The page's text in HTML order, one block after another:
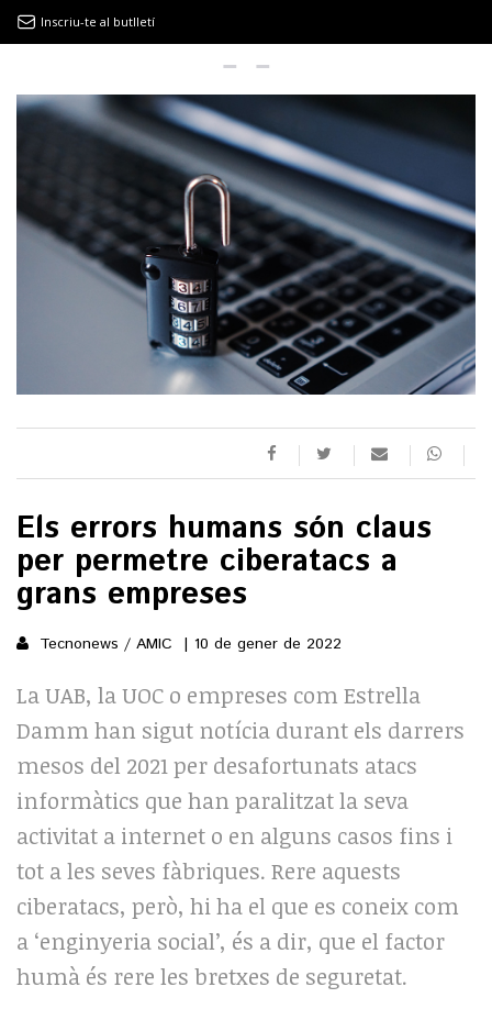
9MAGAZÍN
EL CLÀSSIC | ALBERT PLA
“LA VIDA ÉS COM LA MAR: SEMPRE BUSCA L’EQUILIBRI”
NOVETATS DISCOGRÀFIQUES
EL CLÀSSIC | ELS 3 TAMBORS
TEMÀTIQUES
()
SOCIETAT
ECONOMIA
VEURE TOTES
FUTBOL
HOQUEI PATINS
MOTOR
VEURE TOTES
CULTURA
CULTURA POPULAR
LLIBRES
CALAIX
VEURE TOTES
SUPLEMENTS
FOTOGALERIES
9MAGAZÍN
Inscriu-te al butlletí
Els errors humans són claus
per permetre ciberatacs a
grans empreses
Tecnonews / AMIC 10 de gener de 2022
La UAB, la UOC o empreses com Estrella
Damm han sigut notícia durant els darrers
mesos del 2021 per desafortunats atacs
informàtics que han paralitzat la seva
activitat a internet o en alguns casos fins i
tot a les seves fàbriques. Rere aquests
ciberatacs, però, hi ha el que es coneix com
a ‘enginyeria social’, és a dir, que el factor
humà és rere les bretxes de seguretat.